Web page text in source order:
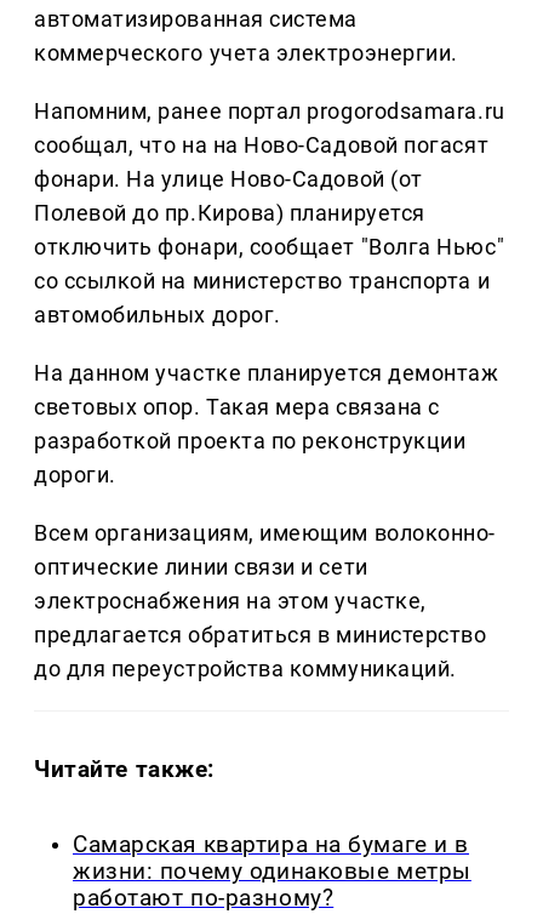
автоматизированная система
коммерческого учета электроэнергии.
Напомним, ранее портал progorodsamara.ru
сообщал, что на на Ново-Садовой погасят
фонари. На улице Ново-Садовой (от
Полевой до пр.Кирова) планируется
отключить фонари, сообщает "Волга Ньюс"
со ссылкой на министерство транспорта и
автомобильных дорог.
На данном участке планируется демонтаж
световых опор. Такая мера связана с
разработкой проекта по реконструкции
дороги.
Всем организациям, имеющим волоконно-
оптические линии связи и сети
электроснабжения на этом участке,
предлагается обратиться в министерство
до для переустройства коммуникаций.
Читайте также:
Самарская квартира на бумаге и в
жизни: почему одинаковые метры
работают по-разному?